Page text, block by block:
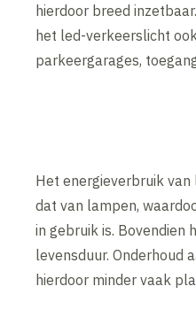
hierdoor breed
het led-verkeerslicht
parkeergarages,
Het energieverbruik
dat van lampen,
in gebruik is. Bovendien
levensduur. Onderhoud
hierdoor minder vaak